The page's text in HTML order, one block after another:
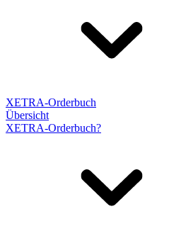
XETRA-Orderbuch
Übersicht
XETRA-Orderbuch?